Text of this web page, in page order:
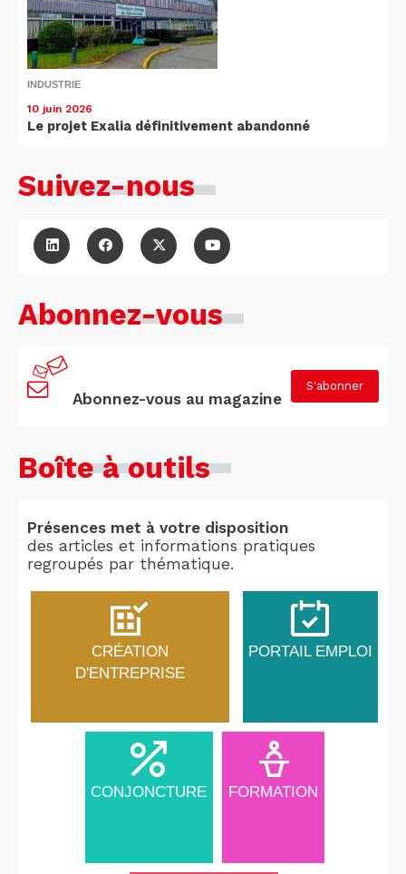
INDUSTRIE
10 juin 2026
Le projet Exalia définitivement abandonné
Suivez-nous
Abonnez-vous
Abonnez-vous au magazine
S'abonner
Boîte à outils
Présences met à votre disposition
des articles et informations pratiques
regroupés par thématique.
CRÉATION
D'ENTREPRISE
PORTAIL EMPLOI
CONJONCTURE FORMATION